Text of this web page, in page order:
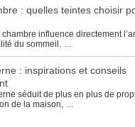
: quelles teintes choisir
chambre influence directement
du sommeil. ...
: inspirations et conseils
séduit de plus en plus de
de la maison, ...